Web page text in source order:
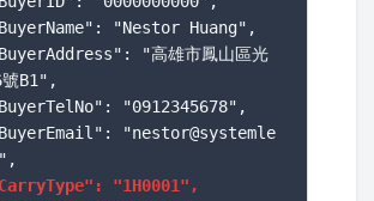
號B1",
"1H0001",